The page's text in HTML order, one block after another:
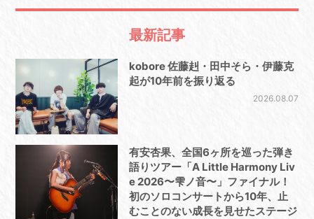
最新記事
kobore 佐藤赳・田中そら・伊藤克
起が10年前を振り返る
2026.08.07
有安杏果、全国6ヶ所を巡った弾き
語りツアー「A Little Harmony Liv
e 2026〜雫ノ音〜」ファイナル！
初のソロコンサートから10年、止
むことのない成長を見せたステージ